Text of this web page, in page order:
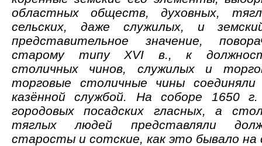
областных обществ, духовных,
сельских, даже служилых, и
представительное значение,
старому типу XVI в., к
столичных чинов, служилых и
торговые столичные чины
казённой службой. На соборе 1650
городовых посадских гласных, а
тяглых людей представляли
старосты и сотские, как это бывало на